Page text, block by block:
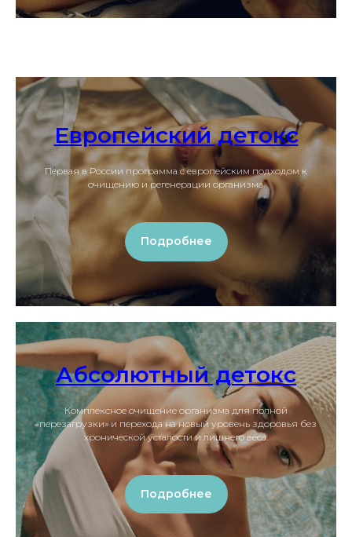
Европейский детокс
Первая в России программа с европейским подходом к
очищению и регенерации организма.
Подробнее
Абсолютный детокс
Комплексное очищение организма для полной
«перезагрузки» и перехода на новый уровень здоровья без
хронической усталости и лишнего веса.
Подробнее